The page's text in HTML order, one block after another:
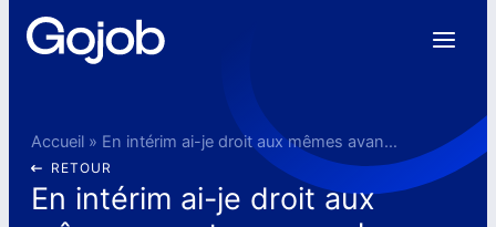
Accueil» En intérim ai-je droit aux mêmes avantages que les salariés ?
RETOUR
En intérim ai-je droit aux